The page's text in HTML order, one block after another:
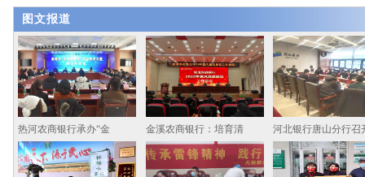
图文报道
热河农商银行承办“金 金溪农商银行：培育清 河北银行唐山分行召